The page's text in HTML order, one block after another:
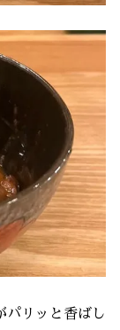
パリッと香ばし